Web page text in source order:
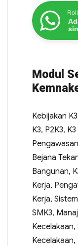
Modul
Kebijakan
K3, P2K3,
Bejana
Bangunan,
Kerja,
Kerja,
SMK3,